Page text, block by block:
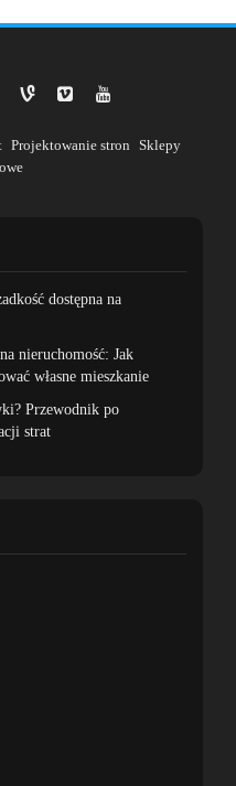
Projektowanie stron Sklepy
dostępna na
nieruchomość: Jak
własne mieszkanie
Przewodnik po
strat